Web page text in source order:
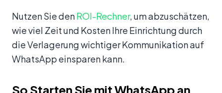
Nutzen Sie denROI-Rechner, um abzuschätzen,
wie viel Zeit und Kosten Ihre Einrichtung durch
die Verlagerung wichtiger Kommunikation auf
WhatsApp einsparen kann.
So Starten Sie mit WhatsApp an